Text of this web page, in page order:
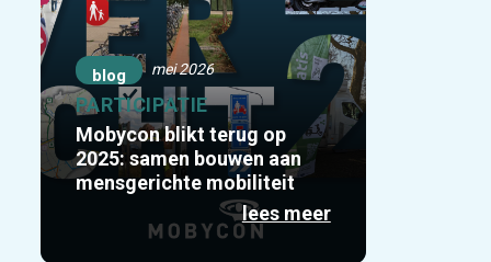
blog mei 2026
PARTICIPATIE
Mobycon blikt terug op
2025: samen bouwen aan
mensgerichte mobiliteit
lees meer